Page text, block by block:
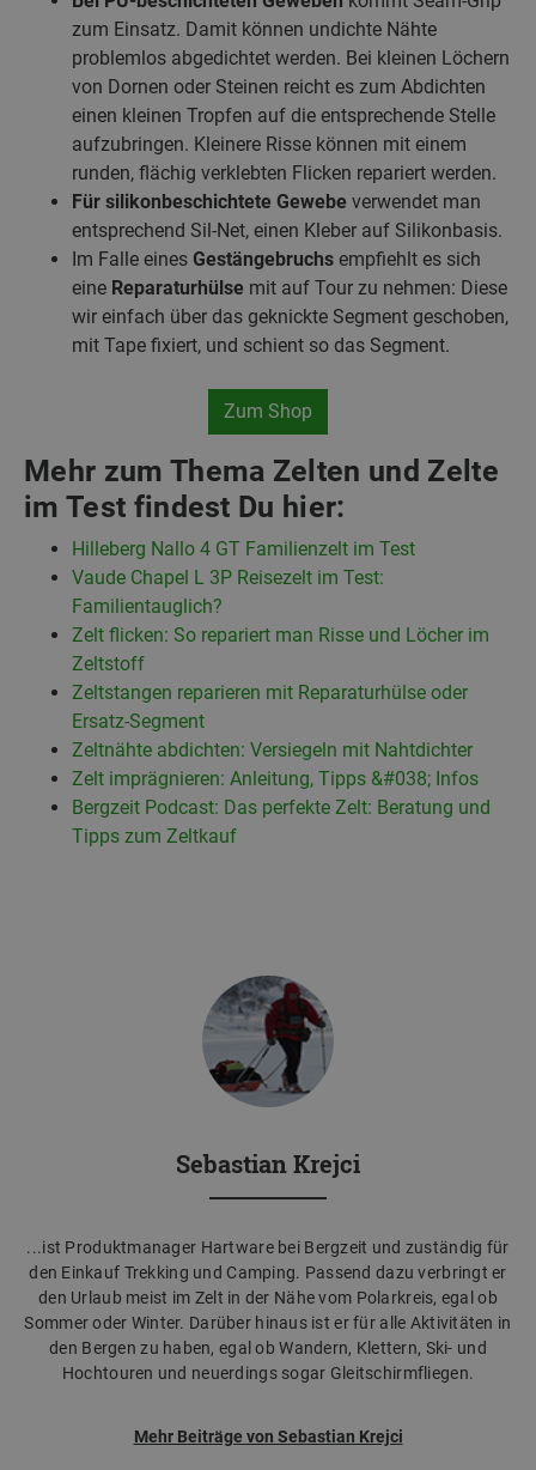
zum Einsatz. Damit können undichte Nähte
problemlos abgedichtet werden. Bei kleinen Löchern
von Dornen oder Steinen reicht es zum Abdichten
einen kleinen Tropfen auf die entsprechende Stelle
aufzubringen. Kleinere Risse können mit einem
runden, flächig verklebten Flicken repariert werden.
Für silikonbeschichtete Gewebe verwendet man
entsprechend Sil-Net, einen Kleber auf Silikonbasis.
Im Falle eines Gestängebruchs empfiehlt es sich
eine Reparaturhülse mit auf Tour zu nehmen: Diese
wir einfach über das geknickte Segment geschoben,
mit Tape fixiert, und schient so das Segment.
Zum Shop
Mehr zum Thema Zelten und Zelte
im Test findest Du hier:
Hilleberg Nallo 4 GT Familienzelt im Test
Vaude Chapel L 3P Reisezelt im Test:
Familientauglich?
Zelt flicken: So repariert man Risse und Löcher im
Zeltstoff
Zeltstangen reparieren mit Reparaturhülse oder
Ersatz-Segment
Zeltnähte abdichten: Versiegeln mit Nahtdichter
Zelt imprägnieren: Anleitung, Tipps &#038; Infos
Bergzeit Podcast: Das perfekte Zelt: Beratung und
Tipps zum Zeltkauf
Sebastian Krejci
...ist Produktmanager Hartware bei Bergzeit und zuständig für
den Einkauf Trekking und Camping. Passend dazu verbringt er
den Urlaub meist im Zelt in der Nähe vom Polarkreis, egal ob
Sommer oder Winter. Darüber hinaus ist er für alle Aktivitäten in
den Bergen zu haben, egal ob Wandern, Klettern, Ski- und
Hochtouren und neuerdings sogar Gleitschirmfliegen.
Mehr Beiträge von Sebastian Krejci